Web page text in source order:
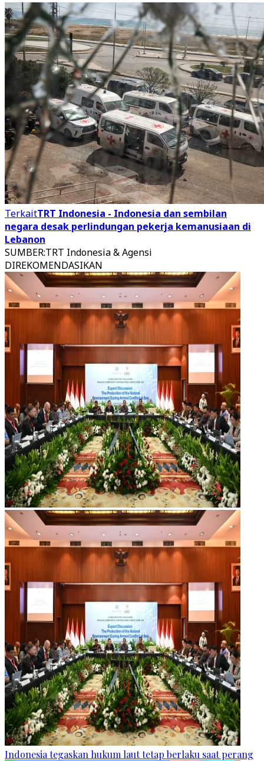
TerkaitTRT Indonesia - Indonesia dan sembilan
negara desak perlindungan pekerja kemanusiaan di
Lebanon
SUMBER:TRT Indonesia & Agensi
DIREKOMENDASIKAN
Indonesia tegaskan hukum laut tetap berlaku saat perang